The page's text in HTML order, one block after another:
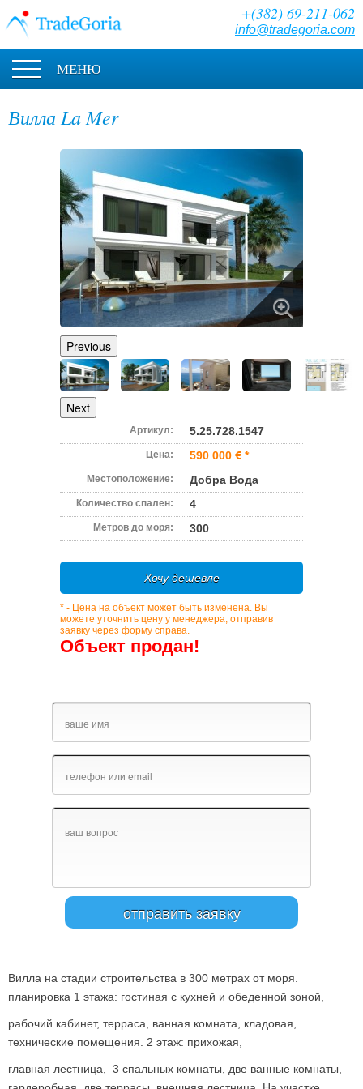
+(382) 69-211-062
info@tradegoria.com
МЕНЮ
Вилла La Mer
Previous
Next
Артикул: 5.25.728.1547
Цена: 590 000 *
Местоположение: Добра Вода
Количество спален: 4
Метров до моря: 300
Хочу дешевле
* - Цена на объект может быть изменена. Вы
можете уточнить цену у менеджера, отправив
заявку через форму справа.
Объект продан!
Вилла на стадии строительства в 300 метрах от моря.
планировка 1 этажа: гостиная с кухней и обеденной зоной,
рабочий кабинет, терраса, ванная комната, кладовая,
технические помещения. 2 этаж: прихожая,
главная лестница, 3 спальных комнаты, две ванные комнаты,